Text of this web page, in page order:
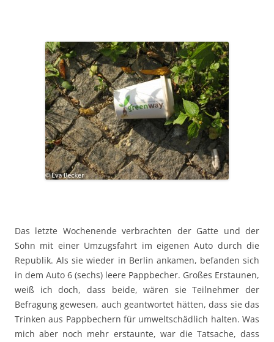
Das letzte Wochenende verbrachten der Gatte und der
Sohn mit einer Umzugsfahrt im eigenen Auto durch die
Republik. Als sie wieder in Berlin ankamen, befanden sich
in dem Auto 6 (sechs) leere Pappbecher. Großes Erstaunen,
weiß ich doch, dass beide, wären sie Teilnehmer der
Befragung gewesen, auch geantwortet hätten, dass sie das
Trinken aus Pappbechern für umweltschädlich halten. Was
mich aber noch mehr erstaunte, war die Tatsache, dass